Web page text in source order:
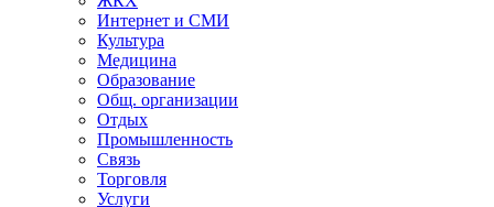
Интернет и СМИ
Культура
Медицина
Образование
Общ. организации
Отдых
Промышленность
Связь
Торговля
Услуги